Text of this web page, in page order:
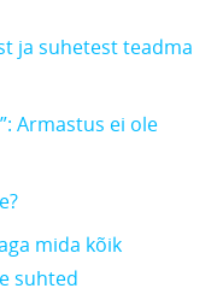
ja suhetest teadma
Armastus ei ole
mida kõik
suhted